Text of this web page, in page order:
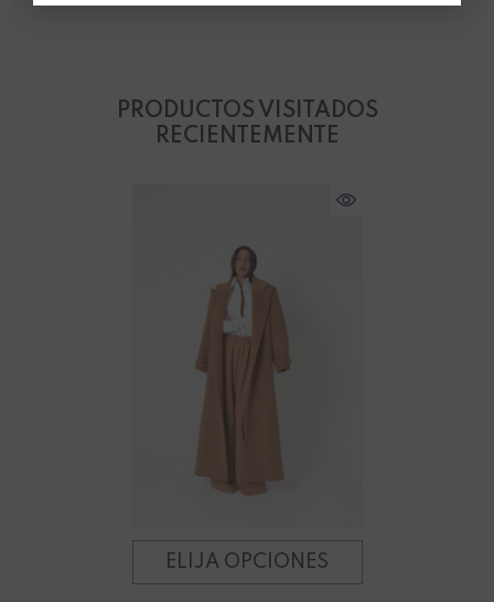
PRODUCTOS VISITADOS
RECIENTEMENTE
ELIJA OPCIONES